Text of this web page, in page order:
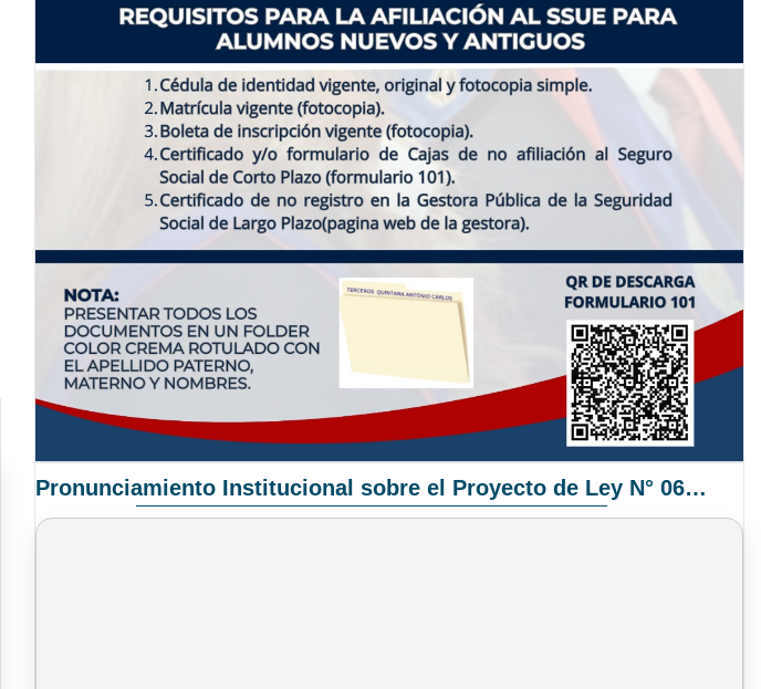
Pronunciamiento Institucional sobre el Proyecto de Ley N° 068/2025-2026 C.S.